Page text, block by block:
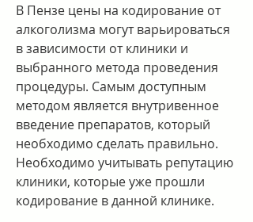
В Пензе цены на кодирование от
алкоголизма могут варьироваться
в зависимости от клиники и
выбранного метода проведения
процедуры. Самым доступным
методом является внутривенное
введение препаратов, который
необходимо сделать правильно.
Необходимо учитывать репутацию
клиники, которые уже прошли
кодирование в данной клинике.